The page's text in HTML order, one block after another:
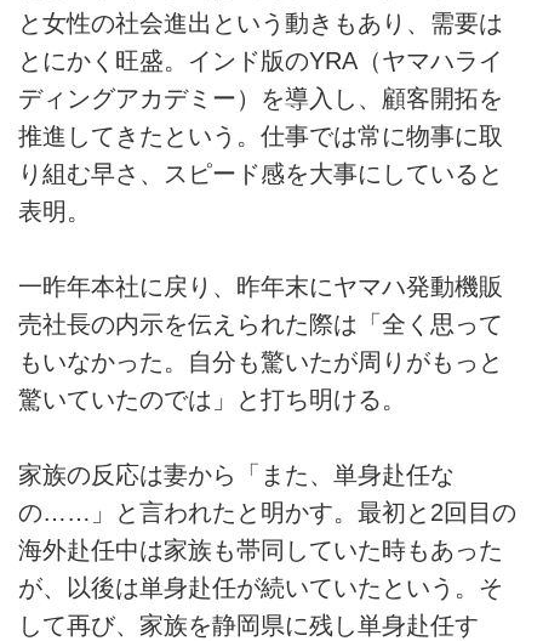
と女性の社会進出という動きもあり、需要は
とにかく旺盛。インド版のYRA（ヤマハライ
ディングアカデミー）を導入し、顧客開拓を
推進してきたという。仕事では常に物事に取
り組む早さ、スピード感を大事にしていると
表明。
一昨年本社に戻り、昨年末にヤマハ発動機販
売社長の内示を伝えられた際は「全く思って
もいなかった。自分も驚いたが周りがもっと
驚いていたのでは」と打ち明ける。
家族の反応は妻から「また、単身赴任な
の……」と言われたと明かす。最初と2回目の
海外赴任中は家族も帯同していた時もあった
が、以後は単身赴任が続いていたという。そ
して再び、家族を静岡県に残し単身赴任す